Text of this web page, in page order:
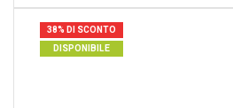
38% DI SCONTO
DISPONIBILE